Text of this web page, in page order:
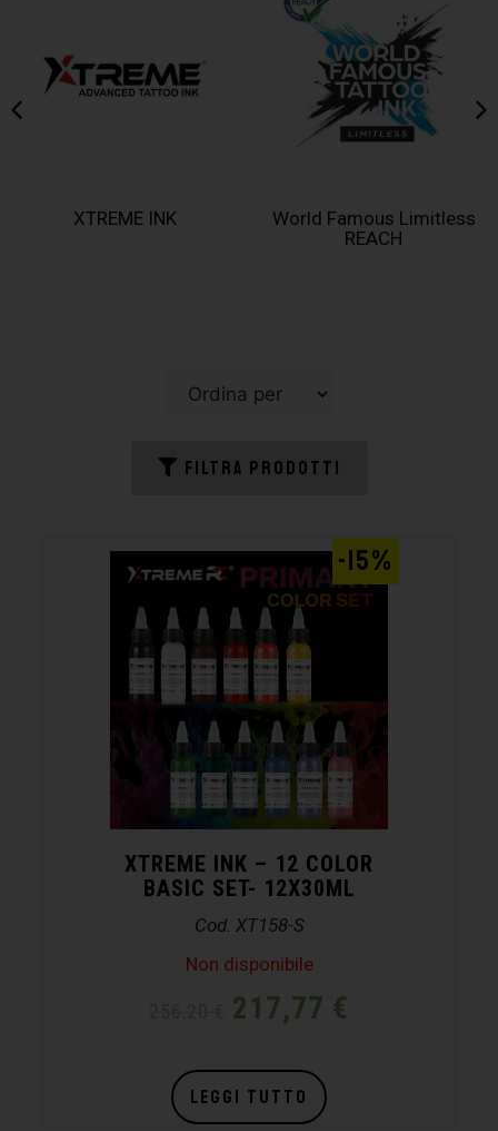
World Famous Limitless
Eternal Ink Apex REACH
FILTRA PRODOTTI
XTREME INK – 12 COLOR
BASIC SET- 12X30ML
Cod. XT158-S
Non disponibile
217,77 €
-15%
LEGGI TUTTO